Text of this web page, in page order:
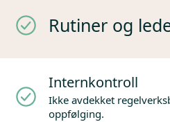
Rutiner og
Internkontroll
Ikke avdekket
oppfølging.